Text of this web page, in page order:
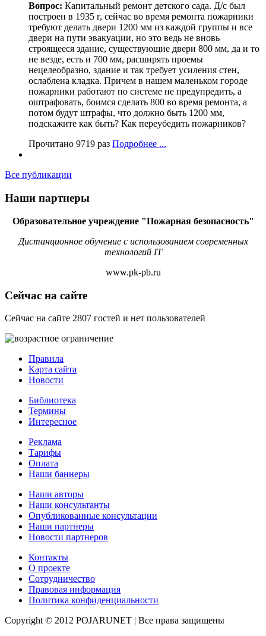
Вопрос: Капитальный ремонт детского сада. Д/с был
построен в 1935 г, сейчас во время ремонта пожарники
требуют делать двери 1200 мм из каждой группы и все
двери на пути эвакуации, но это ведь не вновь
строящееся здание, существующие двери 800 мм, да и то
не везде, есть и 700 мм, расширять проемы
нецелеобразно, здание и так требует усиления стен,
ослаблена кладка. Причем в нашем маленьком городе
пожарники работают по системе не предупредить, а
оштрафовать, боимся сделать 800 во время ремонта, а
потом будут штрафы, что должно быть 1200 мм,
подскажите как быть? Как переубедить пожарников?
Прочитано 9719 раз Подробнее ...
Все публикации
Наши партнеры
Образовательное учреждение "Пожарная безопасность"
Дистанционное обучение с использованием современных
технологий IT
www.pk-pb.ru
Сейчас на сайте
Сейчас на сайте 2807 гостей и нет пользователей
Правила
Карта сайта
Новости
Библиотека
Термины
Интересное
Реклама
Тарифы
Оплата
Наши баннеры
Наши авторы
Наши консультанты
Опубликованные консультации
Наши партнеры
Новости партнеров
Контакты
О проекте
Сотрудничество
Правовая информация
Политика конфиденциальности
Copyright © 2012 POJARUNET | Все права защищены